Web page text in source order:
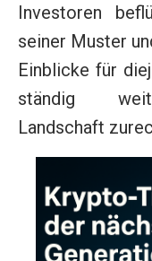
Investoren
seiner Muster
Einblicke für
ständig
Landschaft